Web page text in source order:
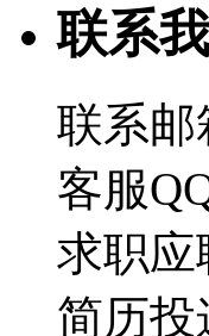
联系
联系邮
客服
求职应
简历投